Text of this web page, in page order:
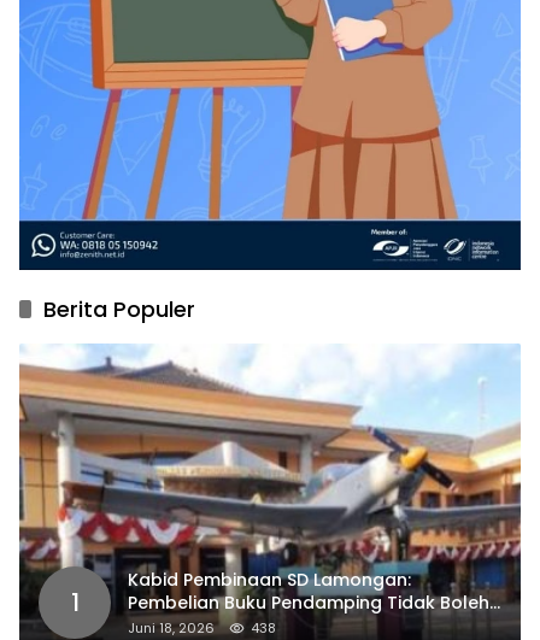
Berita Populer
1
Kabid Pembinaan SD Lamongan:
Pembelian Buku Pendamping Tidak Boleh
Dipaksakan
Juni 18, 2026 438